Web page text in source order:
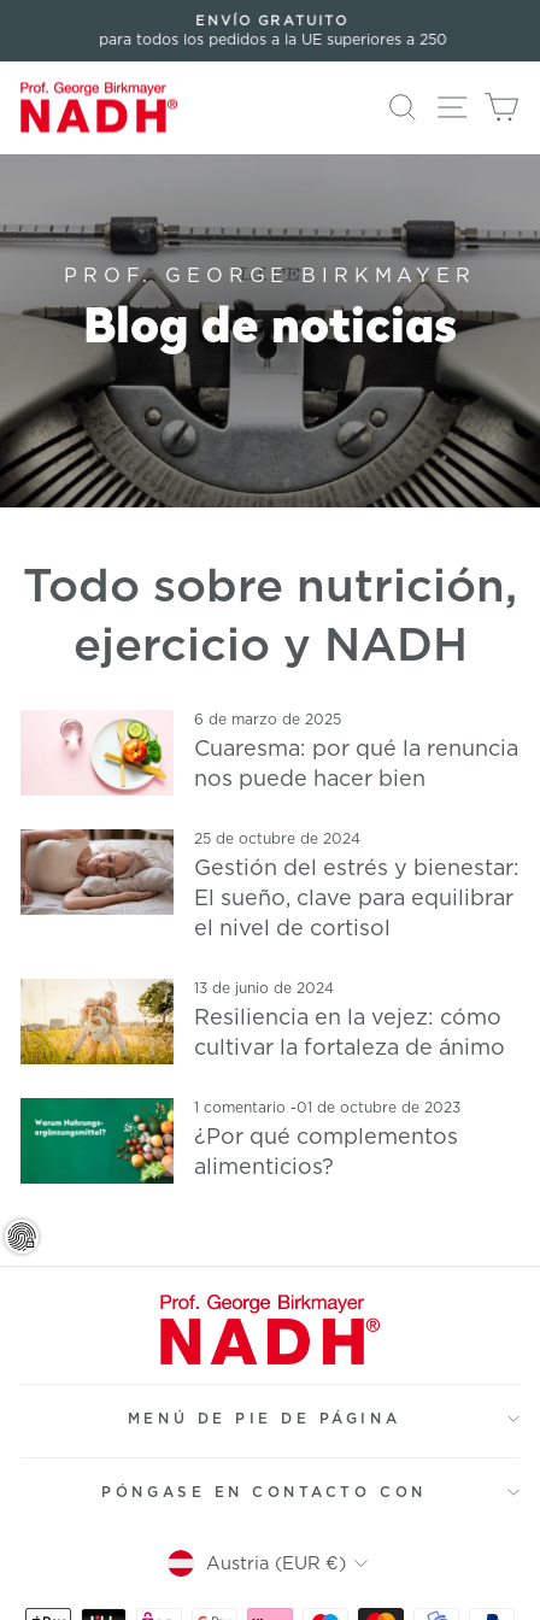
contenido
Pausar
ENVÍO GRATUITO
para todos los pedidos a la UE superiores a 250
Buscar en
PROF. GEORGE BIRKMAYER
Blog de noticias
Todo sobre nutrición,
ejercicio y NADH
6 de marzo de 2025
Cuaresma: por qué la renuncia
nos puede hacer bien
25 de octubre de 2024
Gestión del estrés y bienestar:
El sueño, clave para equilibrar
el nivel de cortisol
13 de junio de 2024
Resiliencia en la vejez: cómo
cultivar la fortaleza de ánimo
1 comentario -01 de octubre de 2023
¿Por qué complementos
alimenticios?
MENÚ DE PIE DE PÁGINA
PÓNGASE EN CONTACTO CON
Moneda
Austria (EUR €)